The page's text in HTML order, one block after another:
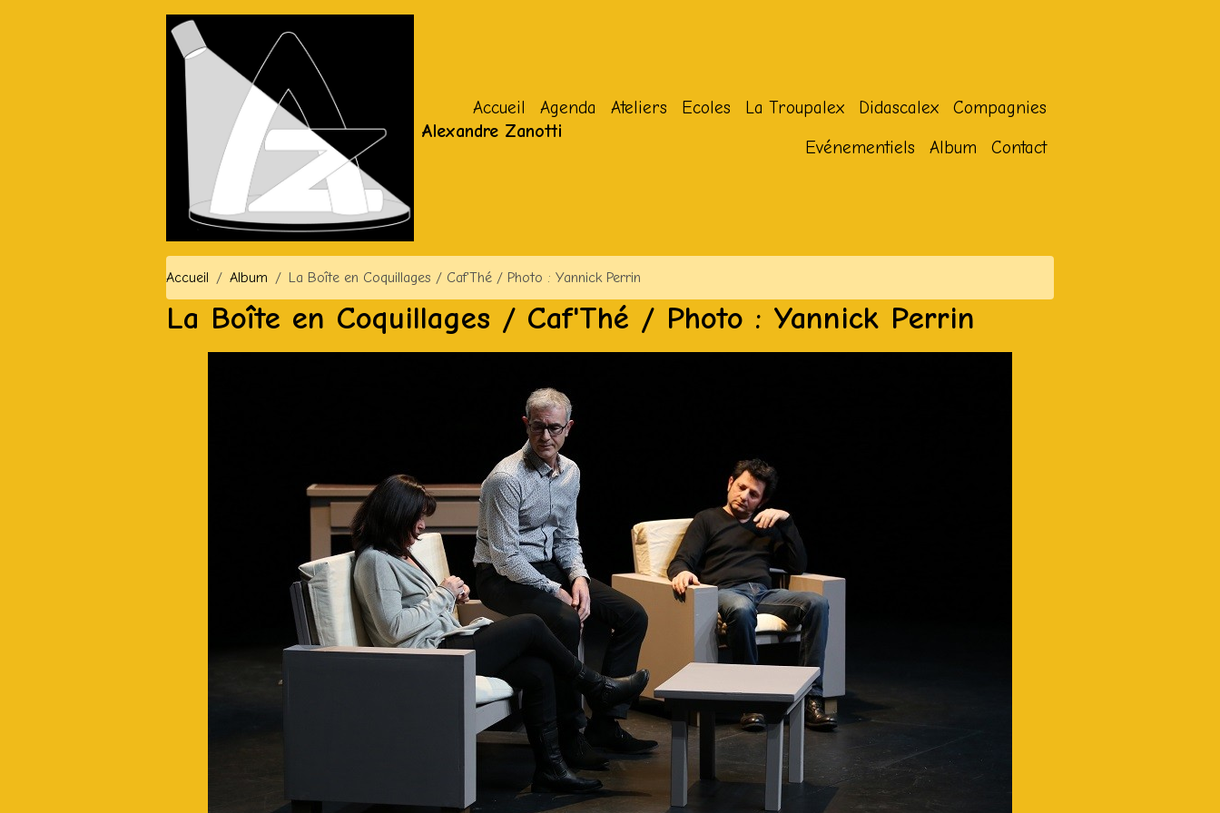
Alexandre Zanotti
Accueil Agenda Ateliers Ecoles La Troupalex Didascalex
Compagnies
Evénementiels
Album Contact
Accueil Album La Boîte en Coquillages / Caf'Thé / Photo : Yannick Perrin
La Boîte en Coquillages / Caf'Thé / Photo : Yannick Perrin